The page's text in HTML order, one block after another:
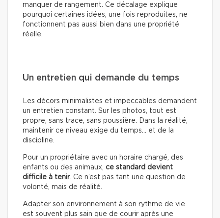
manquer de rangement. Ce décalage explique
pourquoi certaines idées, une fois reproduites, ne
fonctionnent pas aussi bien dans une propriété
réelle.
Un entretien qui demande du temps
Les décors minimalistes et impeccables demandent
un entretien constant. Sur les photos, tout est
propre, sans trace, sans poussière. Dans la réalité,
maintenir ce niveau exige du temps… et de la
discipline.
Pour un propriétaire avec un horaire chargé, des
enfants ou des animaux, ce standard devient
difficile à tenir. Ce n’est pas tant une question de
volonté, mais de réalité.
Adapter son environnement à son rythme de vie
est souvent plus sain que de courir après une